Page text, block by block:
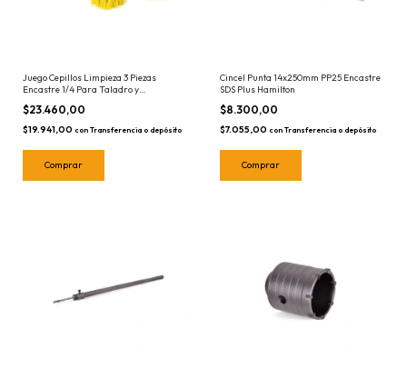
Juego Cepillos Limpieza 3 Piezas
Encastre 1/4 Para Taladro y
Atornillador Pretul 28152
$23.460,00
$19.941,00 con Transferencia o depósito
Cincel Punta 14x250mm PP25 Encastre
SDS Plus Hamilton
$8.300,00
$7.055,00 con Transferencia o depósito